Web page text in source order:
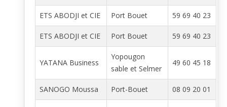
ETS ABODJI et CIE Port Bouet 59 69 40 23
ETS ABODJI et CIE Port Bouet 59 69 40 23
YATANA Business
Yopougon
sable et Selmer
49 60 45 18
SANOGO Moussa Port-Bouet 08 09 20 01